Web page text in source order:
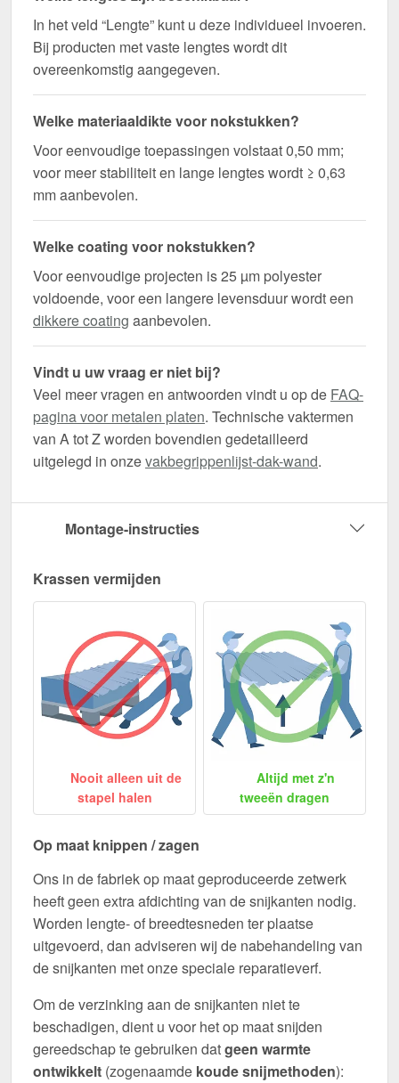
In het veld “Lengte” kunt u deze individueel invoeren.
Bij producten met vaste lengtes wordt dit
overeenkomstig aangegeven.
Welke materiaaldikte voor nokstukken?
Voor eenvoudige toepassingen volstaat 0,50 mm;
voor meer stabiliteit en lange lengtes wordt ≥ 0,63
mm aanbevolen.
Welke coating voor nokstukken?
Voor eenvoudige projecten is 25 µm polyester
voldoende, voor een langere levensduur wordt een
dikkere coating aanbevolen.
Vindt u uw vraag er niet bij?
Veel meer vragen en antwoorden vindt u op de FAQ-
pagina voor metalen platen. Technische vaktermen
van A tot Z worden bovendien gedetailleerd
uitgelegd in onzevakbegrippenlijst-dak-wand.
Montage-instructies
Krassen vermijden
Nooit alleen uit de
stapel halen
Altijd met z'n
tweeën dragen
Op maat knippen / zagen
Ons in de fabriek op maat geproduceerde zetwerk
heeft geen extra afdichting van de snijkanten nodig.
Worden lengte- of breedtesneden ter plaatse
uitgevoerd, dan adviseren wij de nabehandeling van
de snijkanten met onze speciale reparatieverf.
Om de verzinking aan de snijkanten niet te
beschadigen, dient u voor het op maat snijden
gereedschap te gebruiken datgeen warmte
ontwikkelt (zogenaamde koude snijmethoden):